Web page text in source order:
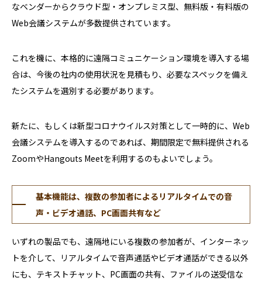
なベンダーからクラウド型・オンプレミス型、無料版・有料版の
Web会議システムが多数提供されています。
これを機に、本格的に遠隔コミュニケーション環境を導入する場
合は、今後の社内の使用状況を見積もり、必要なスペックを備え
たシステムを選別する必要があります。
新たに、もしくは新型コロナウイルス対策として一時的に、Web
会議システムを導入するのであれば、期間限定で無料提供される
ZoomやHangouts Meetを利用するのもよいでしょう。
基本機能は、複数の参加者によるリアルタイムでの音
声・ビデオ通話、PC画面共有など
いずれの製品でも、遠隔地にいる複数の参加者が、インターネッ
トを介して、リアルタイムで音声通話やビデオ通話ができる以外
にも、テキストチャット、PC画面の共有、ファイルの送受信な